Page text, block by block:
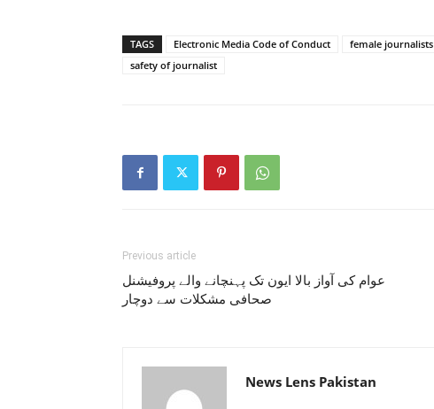
TAGS Electronic Media Code of Conduct female journalists
safety of journalist
Previous article
عوام کی آواز بالا ایون تک پہنچانے والے پروفیشنل
صحافی مشکلات سے دوچار
News Lens Pakistan